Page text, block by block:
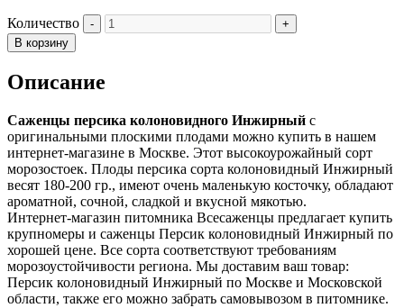
Количество
В корзину
Описание
Саженцы персика колоновидного Инжирный с
оригинальными плоскими плодами можно купить в нашем
интернет-магазине в Москве. Этот высокоурожайный сорт
морозостоек. Плоды персика сорта колоновидный Инжирный
весят 180-200 гр., имеют очень маленькую косточку, обладают
ароматной, сочной, сладкой и вкусной мякотью.
Интернет-магазин питомника Всесаженцы предлагает купить
крупномеры и саженцы Персик колоновидный Инжирный по
хорошей цене. Все сорта соответствуют требованиям
морозоустойчивости региона. Мы доставим ваш товар:
Персик колоновидный Инжирный по Москве и Московской
области, также его можно забрать самовывозом в питомнике.